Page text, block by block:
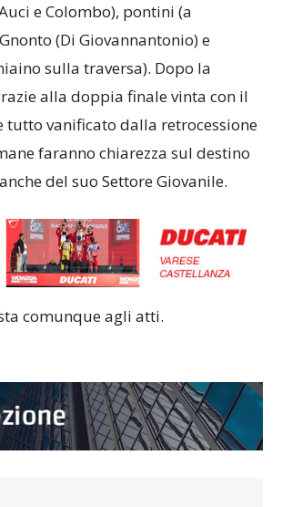
e Colombo), pontini (a
(Di Giovannantonio) e
sulla traversa). Dopo la
alla doppia finale vinta con il
tutto vanificato dalla retrocessione
faranno chiarezza sul destino
del suo Settore Giovanile.
comunque agli atti.